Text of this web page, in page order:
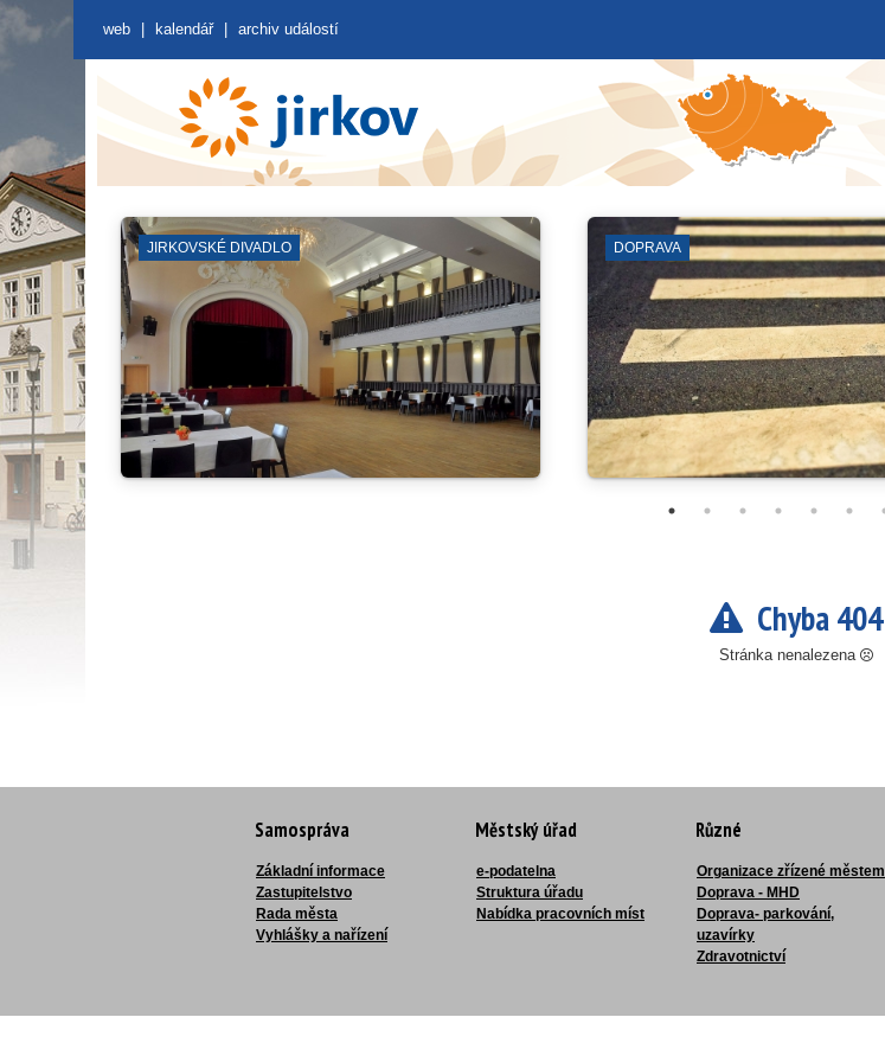
web kalendář archiv událostí
MĚSTSKÁ VĚŽ A SKLEPY VÝKOPOVÉ PRÁCE
Chyba 404
Stránka nenalezena
Samospráva
Základní informace
Zastupitelstvo
Rada města
Vyhlášky a nařízení
Městský úřad
e-podatelna
Struktura úřadu
Nabídka pracovních míst
Různé
Organizace zřízené městem
Doprava - MHD
Doprava- parkování,
uzavírky
Zdravotnictví